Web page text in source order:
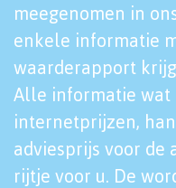
meegenomen in
enkele informatie
waarderapport
Alle informatie
internetprijzen,
adviesprijs voor de
rijtje voor u. De